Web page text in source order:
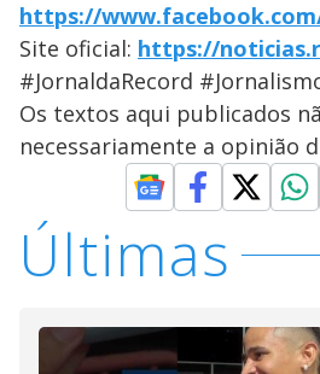
https://
Site oficial: https://
#JornaldaRecord
Os textos aqui publicados
necessariamente a opinião
Últimas